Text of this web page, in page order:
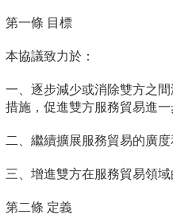
第一條 目標
本協議致力於：
一、逐步減少或消除雙方之
措施，促進雙方服務貿易進一
二、繼續擴展服務貿易的廣度
三、增進雙方在服務貿易領域
第二條 定義